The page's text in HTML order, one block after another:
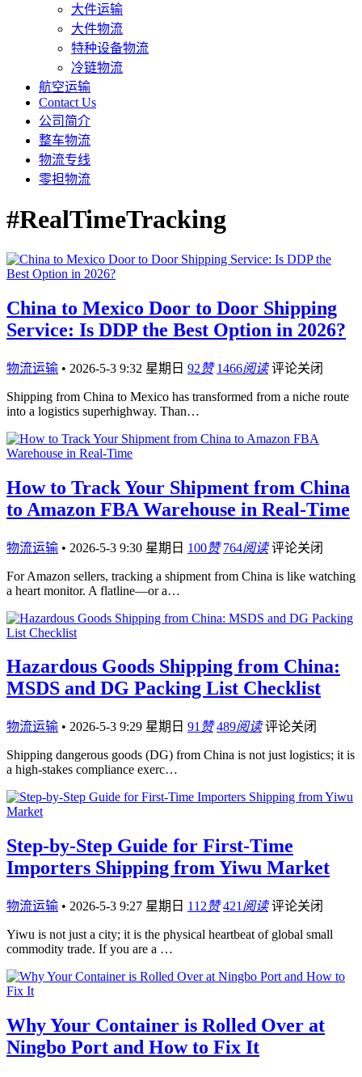
大件运输
大件物流
特种设备物流
冷链物流
航空运输
Contact Us
公司简介
整车物流
物流专线
零担物流
#RealTimeTracking
China to Mexico Door to Door Shipping
Service: Is DDP the Best Option in 2026?
物流运输 • 2026-5-3 9:32 星期日 92赞 1466阅读 评论关闭
Shipping from China to Mexico has transformed from a niche route
into a logistics superhighway. Than…
How to Track Your Shipment from China
to Amazon FBA Warehouse in Real-Time
物流运输 • 2026-5-3 9:30 星期日 100赞 764阅读 评论关闭
For Amazon sellers, tracking a shipment from China is like watching
a heart monitor. A flatline—or a…
Hazardous Goods Shipping from China:
MSDS and DG Packing List Checklist
物流运输 • 2026-5-3 9:29 星期日 91 赞 489阅读 评论关闭
Shipping dangerous goods (DG) from China is not just logistics; it is
a high-stakes compliance exerc…
Step-by-Step Guide for First-Time
Importers Shipping from Yiwu Market
物流运输 • 2026-5-3 9:27 星期日 112赞 421 阅读 评论关闭
Yiwu is not just a city; it is the physical heartbeat of global small
commodity trade. If you are a …
Why Your Container is Rolled Over at
Ningbo Port and How to Fix It